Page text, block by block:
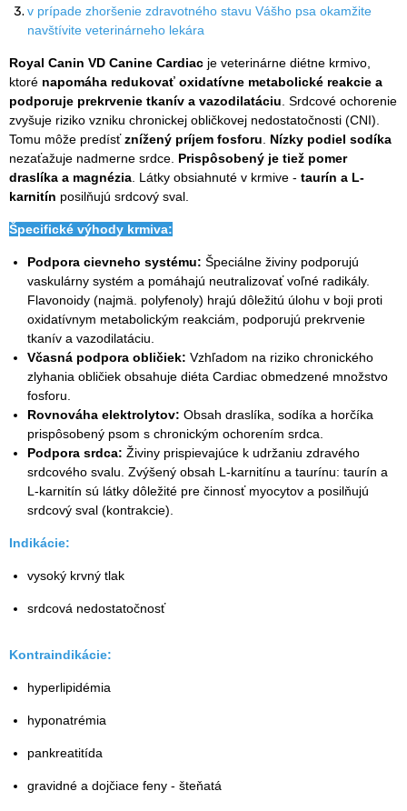
v prípade zhoršenie zdravotného stavu Vášho psa okamžite
navštívite veterinárneho lekára
Royal Canin VD Canine Cardiac je veterinárne diétne krmivo,
ktoré napomáha redukovať oxidatívne metabolické reakcie a
podporuje prekrvenie tkanív a vazodilatáciu . Srdcové ochorenie
zvyšuje riziko vzniku chronickej obličkovej nedostatočnosti (CNI).
Tomu môže predísťznížený príjem fosforu
Nízky podiel sodíka
nezaťažuje nadmerne srdce. Prispôsobený je tiež pomer
draslíka a magnézia . Látky obsiahnuté v krmive - taurín a L-
karnitín posilňujú srdcový sval.
Špecifické výhody krmiva:
Podpora cievneho systému: Špeciálne živiny podporujú
vaskulárny systém a pomáhajú neutralizovať voľné radikály.
Flavonoidy (najmä. polyfenoly) hrajú dôležitú úlohu v boji proti
oxidatívnym metabolickým reakciám, podporujú prekrvenie
tkanív a vazodilatáciu.
Včasná podpora obličiek: Vzhľadom na riziko chronického
zlyhania obličiek obsahuje diéta Cardiac obmedzené množstvo
fosforu.
Rovnováha elektrolytov: Obsah draslíka, sodíka a horčíka
prispôsobený psom s chronickým ochorením srdca.
Podpora srdca: Živiny prispievajúce k udržaniu zdravého
srdcového svalu. Zvýšený obsah L-karnitínu a taurínu: taurín a
L-karnitín sú látky dôležité pre činnosť myocytov a posilňujú
srdcový sval (kontrakcie).
Indikácie:
vysoký krvný tlak
srdcová nedostatočnosť
Kontraindikácie:
hyperlipidémia
hyponatrémia
pankreatitída
gravidné a dojčiace feny - šteňatá